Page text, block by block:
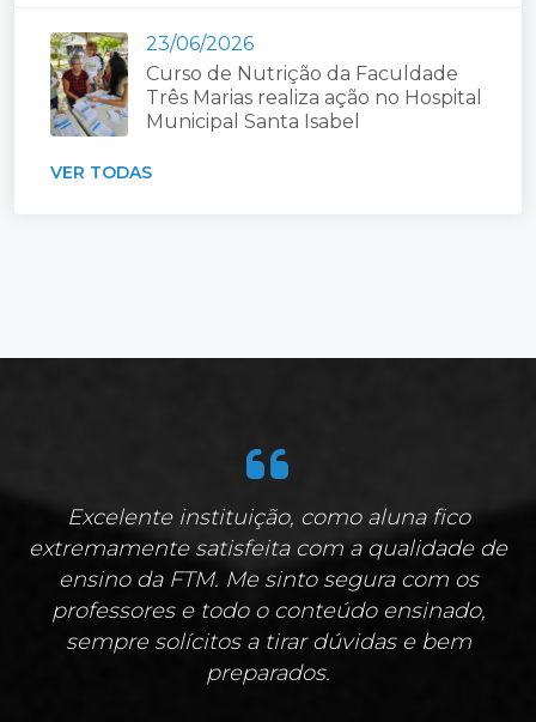
23/06/2026
Curso de Nutrição da Faculdade
Três Marias realiza ação no Hospital
Municipal Santa Isabel
VER TODAS
Excelente instituição, como aluna fico
extremamente satisfeita com a qualidade de
ensino da FTM. Me sinto segura com os
professores e todo o conteúdo ensinado,
sempre solícitos a tirar dúvidas e bem
preparados.